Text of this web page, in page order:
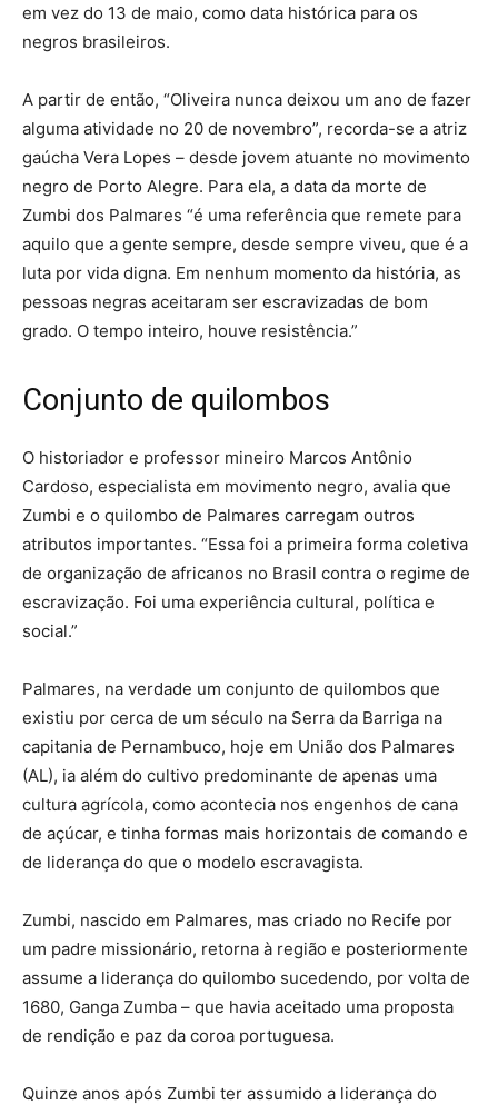
em vez do 13 de maio, como data histórica para os
negros brasileiros.
A partir de então, “Oliveira nunca deixou um ano de fazer
alguma atividade no 20 de novembro”, recorda-se a atriz
gaúcha Vera Lopes – desde jovem atuante no movimento
negro de Porto Alegre. Para ela, a data da morte de
Zumbi dos Palmares “é uma referência que remete para
aquilo que a gente sempre, desde sempre viveu, que é a
luta por vida digna. Em nenhum momento da história, as
pessoas negras aceitaram ser escravizadas de bom
grado. O tempo inteiro, houve resistência.”
Conjunto de quilombos
O historiador e professor mineiro Marcos Antônio
Cardoso, especialista em movimento negro, avalia que
Zumbi e o quilombo de Palmares carregam outros
atributos importantes. “Essa foi a primeira forma coletiva
de organização de africanos no Brasil contra o regime de
escravização. Foi uma experiência cultural, política e
social.”
Palmares, na verdade um conjunto de quilombos que
existiu por cerca de um século na Serra da Barriga na
capitania de Pernambuco, hoje em União dos Palmares
(AL), ia além do cultivo predominante de apenas uma
cultura agrícola, como acontecia nos engenhos de cana
de açúcar, e tinha formas mais horizontais de comando e
de liderança do que o modelo escravagista.
Zumbi, nascido em Palmares, mas criado no Recife por
um padre missionário, retorna à região e posteriormente
assume a liderança do quilombo sucedendo, por volta de
1680, Ganga Zumba – que havia aceitado uma proposta
de rendição e paz da coroa portuguesa.
Quinze anos após Zumbi ter assumido a liderança do